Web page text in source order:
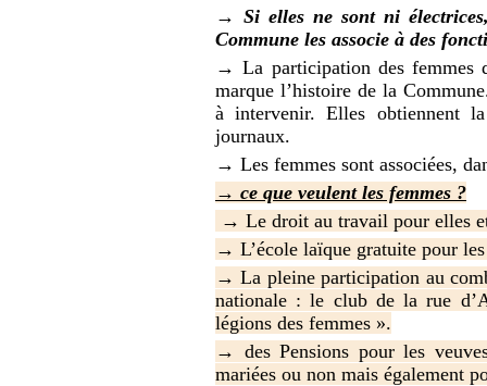
→ Si elles ne sont ni
Commune les associe à des
→ La participation des femmes
marque l’histoire de la
à intervenir. Elles obtiennent
journaux.
→ Les femmes sont associées,
→ce que veulent les femmes ?
→ Le droit au travail pour elles
→ L’école laïque gratuite pour
→ La pleine participation au
nationale : le club de la rue
légions des femmes ».
→ des Pensions pour les
mariées ou non mais également